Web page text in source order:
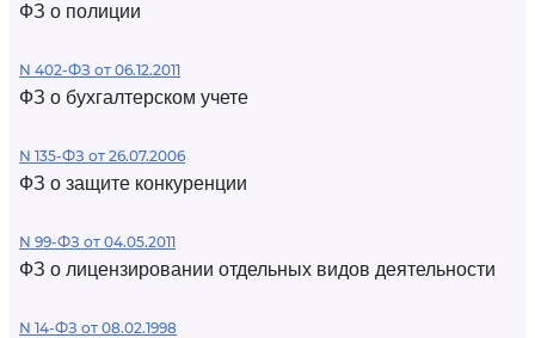
ФЗ о полиции
N 402-ФЗ от 06.12.2011
ФЗ о бухгалтерском учете
N 135-ФЗ от 26.07.2006
ФЗ о защите конкуренции
N 99-ФЗ от 04.05.2011
ФЗ о лицензировании отдельных видов деятельности
N 14-ФЗ от 08.02.1998